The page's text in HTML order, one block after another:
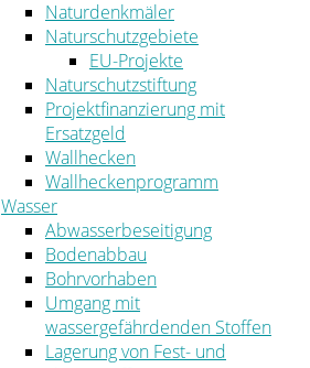
Naturdenkmäler
Naturschutzgebiete
EU-Projekte
Naturschutzstiftung
Projektfinanzierung mit
Ersatzgeld
Wallhecken
Wallheckenprogramm
Wasser
Abwasserbeseitigung
Bodenabbau
Bohrvorhaben
Umgang mit
wassergefährdenden Stoffen
Lagerung von Fest- und